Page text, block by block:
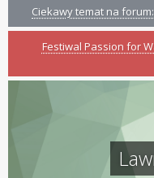
Ciekawy temat na
Festiwal Passion for